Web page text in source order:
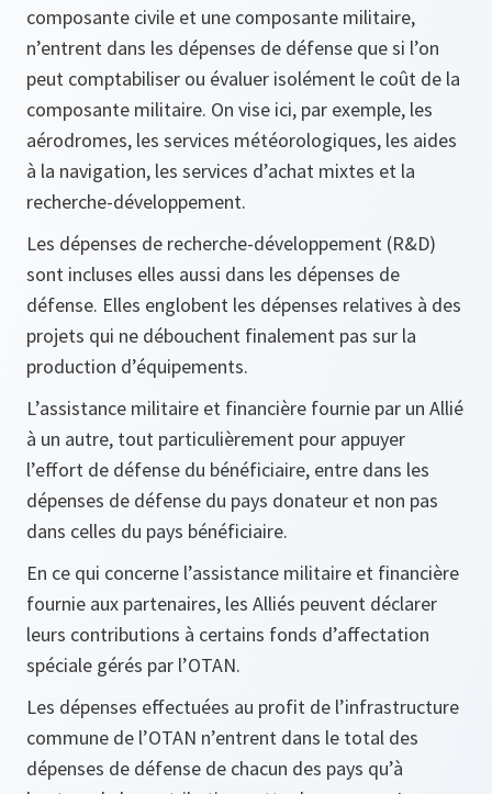
composante civile et une composante militaire,
n’entrent dans les dépenses de défense que si l’on
peut comptabiliser ou évaluer isolément le coût de la
composante militaire. On vise ici, par exemple, les
aérodromes, les services météorologiques, les aides
à la navigation, les services d’achat mixtes et la
recherche-développement.
Les dépenses de recherche-développement (R&D)
sont incluses elles aussi dans les dépenses de
défense. Elles englobent les dépenses relatives à des
projets qui ne débouchent finalement pas sur la
production d’équipements.
L’assistance militaire et financière fournie par un Allié
à un autre, tout particulièrement pour appuyer
l’effort de défense du bénéficiaire, entre dans les
dépenses de défense du pays donateur et non pas
dans celles du pays bénéficiaire.
En ce qui concerne l’assistance militaire et financière
fournie aux partenaires, les Alliés peuvent déclarer
leurs contributions à certains fonds d’affectation
spéciale gérés par l’OTAN.
Les dépenses effectuées au profit de l’infrastructure
commune de l’OTAN n’entrent dans le total des
dépenses de défense de chacun des pays qu’à